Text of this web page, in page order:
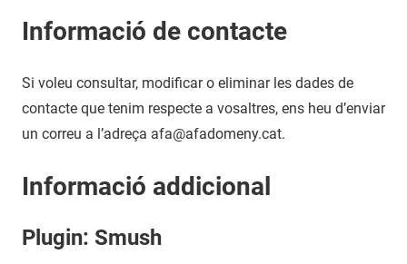
Informació de contacte
Si voleu consultar, modificar o eliminar les dades de
contacte que tenim respecte a vosaltres, ens heu d’enviar
un correu a l’adreça afa@afadomeny.cat.
Informació addicional
Plugin: Smush